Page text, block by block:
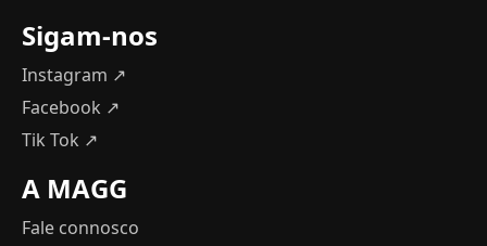
Sigam-nos
Instagram ↗
Facebook ↗
Tik Tok ↗
A MAGG
Fale connosco